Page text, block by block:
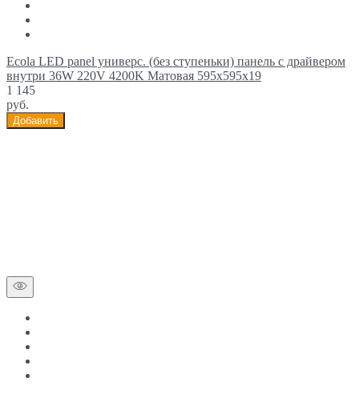
Ecola LED panel универс. (без ступеньки) панель с драйвером
внутри 36W 220V 4200K Матовая 595x595x19
1 145
руб.
Добавить